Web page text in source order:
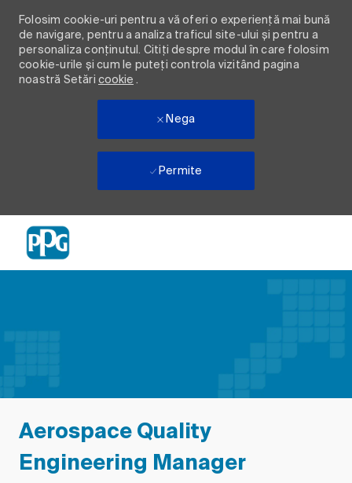
Folosim cookie-uri pentru a vă oferi o experiență mai bună
de navigare, pentru a analiza traficul site-ului și pentru a
personaliza conținutul. Citiți despre modul în care folosim
cookie-urile și cum le puteți controla vizitând pagina
noastră Setări cookie .
Nega
Permite
Aerospace Quality
Engineering Manager